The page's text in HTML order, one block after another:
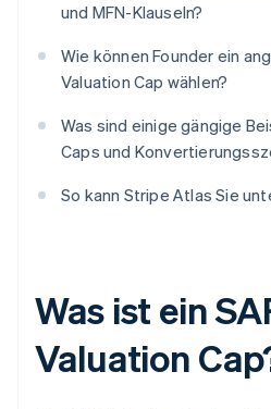
und MFN-Klauseln?
Wie können Founder ein
Valuation Cap wählen?
Was sind einige gängige
Caps und
So kann Stripe Atlas Sie
Was ist ein
Valuation